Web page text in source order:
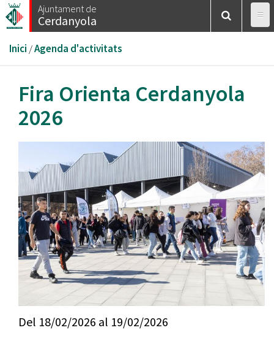
Vés
al
Ajuntament de
Cerdanyola
Esteu
aquí
Inici /Agenda d'activitats
Fira Orienta Cerdanyola
2026
Del 18/02/2026 al 19/02/2026